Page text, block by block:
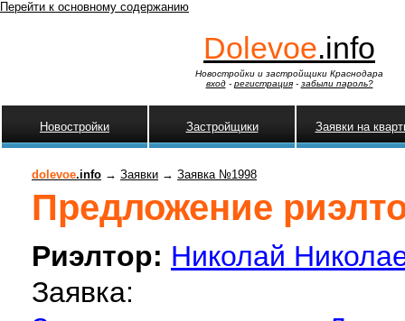
Перейти к основному содержанию
Dolevoe.info
Новостройки и застройщики Краснодара
вход- регистрация- забыли пароль?
Новостройки Застройщики Заявки на
dolevoe.info → Заявки → Заявка №1998
Предложение
Риэлтор: Николай
Заявка: